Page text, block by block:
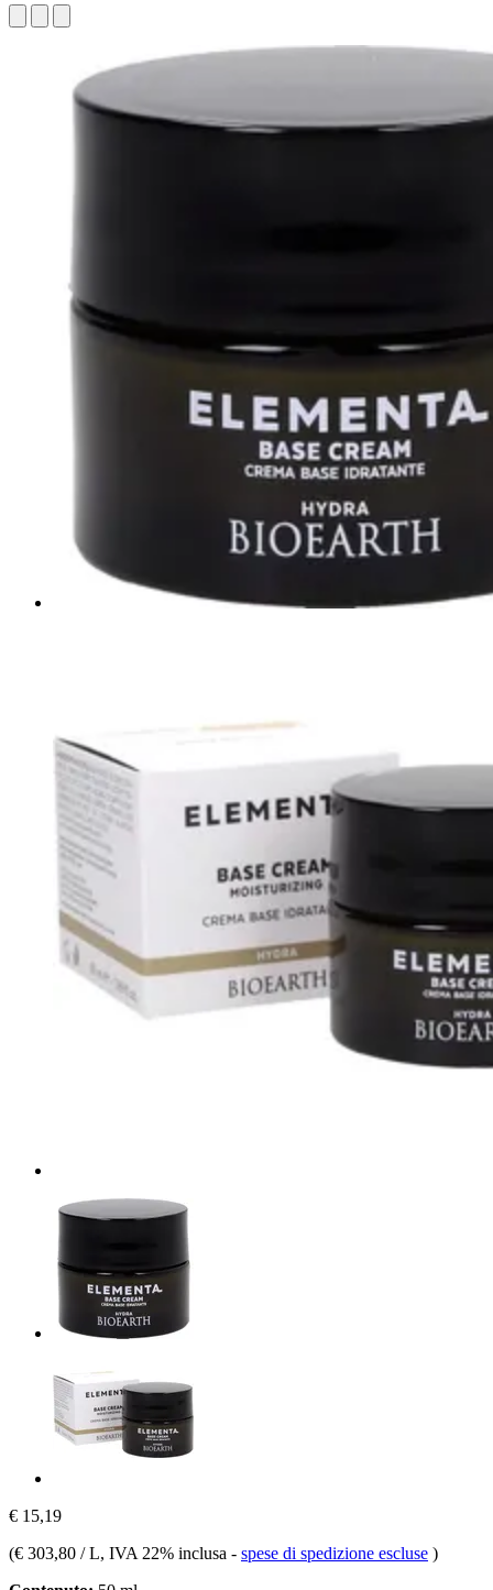
€ 15,19
(€ 303,80 / L, IVA 22% inclusa - spese di spedizione escluse )